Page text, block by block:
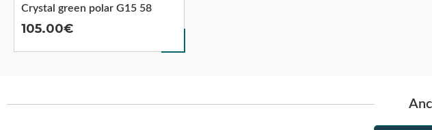
Crystal green polar G15 58
105.00